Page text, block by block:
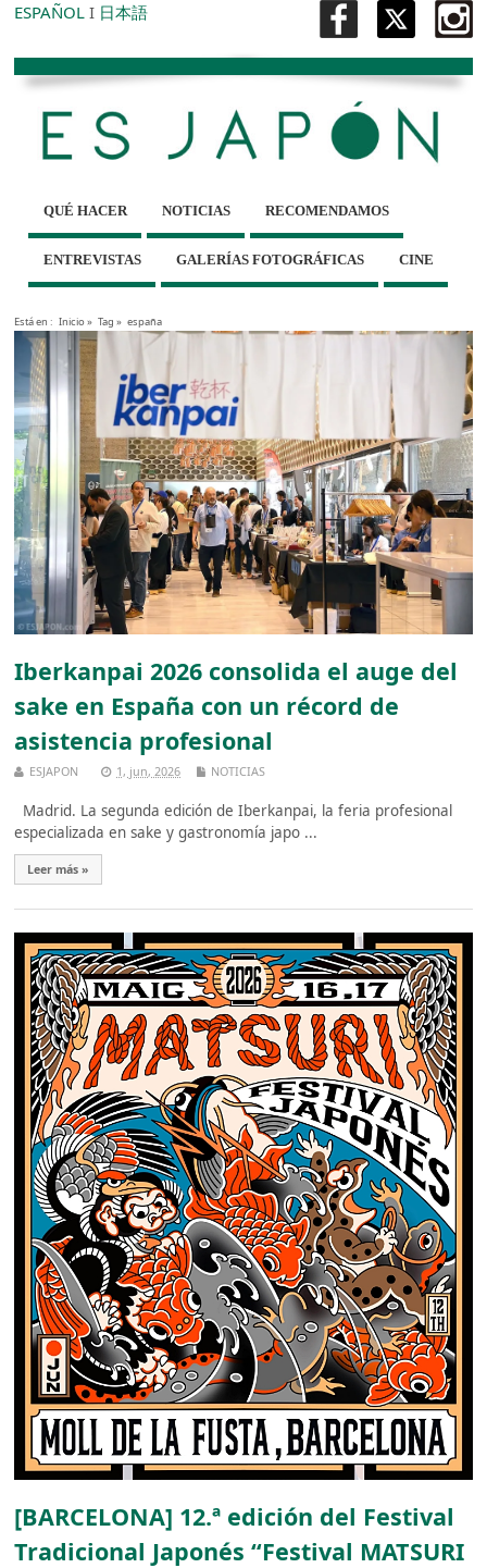
ESPAÑOL I 日本語
QUÉ HACER NOTICIAS RECOMENDAMOS
ENTREVISTAS GALERÍAS FOTOGRÁFICAS CINE
Está en : Inicio» Tag » españa
Iberkanpai 2026 consolida el auge del
sake en España con un récord de
asistencia profesional
ESJAPON 1, jun, 2026 NOTICIAS
Madrid. La segunda edición de Iberkanpai, la feria profesional
especializada en sake y gastronomía japo ...
Leer más »
[BARCELONA] 12.ª edición del Festival
Tradicional Japonés “Festival MATSURI